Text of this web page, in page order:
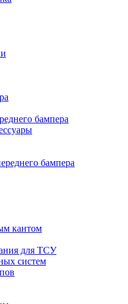
бампера
бампера
кантом
для ТСУ
систем